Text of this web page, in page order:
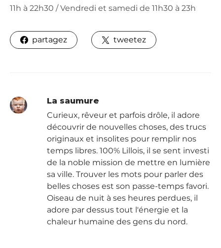
11h à 22h30 / Vendredi et samedi de 11h30 à 23h
partagez tweetez
La saumure
Curieux, rêveur et parfois drôle, il adore
découvrir de nouvelles choses, des trucs
originaux et insolites pour remplir nos
temps libres. 100% Lillois, il se sent investi
de la noble mission de mettre en lumière
sa ville. Trouver les mots pour parler des
belles choses est son passe-temps favori.
Oiseau de nuit à ses heures perdues, il
adore par dessus tout l'énergie et la
chaleur humaine des gens du nord.